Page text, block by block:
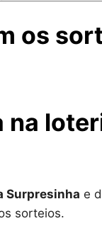
os
na
Surpresinha e
sorteios.